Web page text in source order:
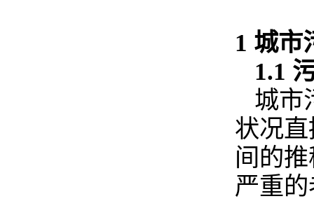
1 城市
1.1
城市
状况
间的
严重